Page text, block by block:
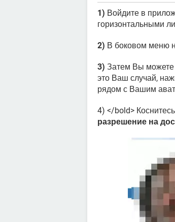
1) Войдите в
горизонтальными
2) В боковом меню
3) Затем Вы можете
это Ваш случай,
рядом с Вашим
4) </bold>
разрешение на